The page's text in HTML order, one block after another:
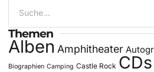
Themen
Alben Amphitheater
Biographien Camping Castle Rock CDs